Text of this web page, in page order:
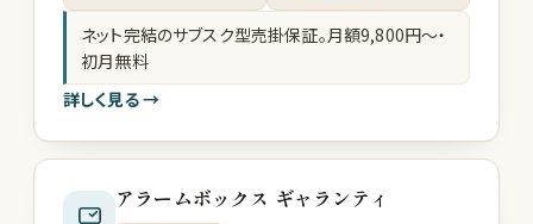
ネット完結のサブスク型売掛保証。月額9,800円〜・
初月無料
詳しく見る →
アラームボックス ギャランティ